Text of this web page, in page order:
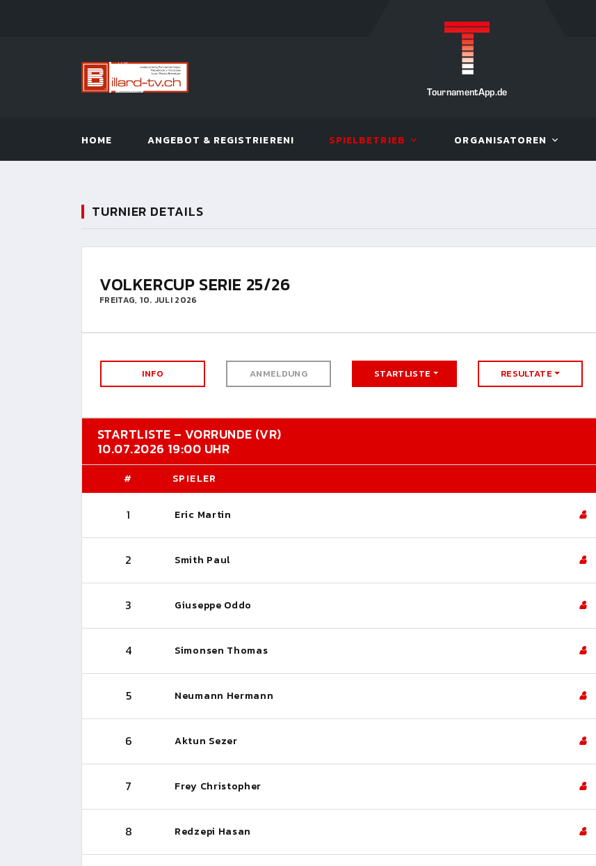
TournamentApp.de
HOME ANGEBOT & REGISTRIEREN! SPIELBETRIEB ORGANISATOREN
TURNIER DETAILS
VOLKERCUP SERIE 25/26
FREITAG, 10. JULI 2026
INFO ANMELDUNG STARTLISTE RESULTATE
STARTLISTE – VORRUNDE (VR)
10.07.2026 19:00 UHR
# SPIELER
1 Eric Martin
2 Smith Paul
3 Giuseppe Oddo
4 Simonsen Thomas
5 Neumann Hermann
6 Aktun Sezer
7 Frey Christopher
8 Redzepi Hasan